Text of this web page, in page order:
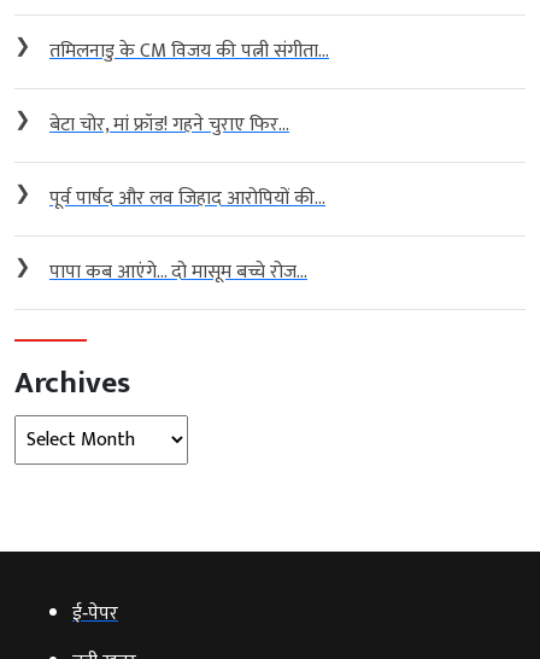
❯ तमिलनाडु के CM विजय की पत्नी संगीता...
❯ बेटा चोर, मां फ्रॉड! गहने चुराए फिर...
❯ पूर्व पार्षद और लव जिहाद आरोपियों की...
❯ पापा कब आएंगे… दो मासूम बच्चे रोज...
Archives
Archives
ई‑पेपर